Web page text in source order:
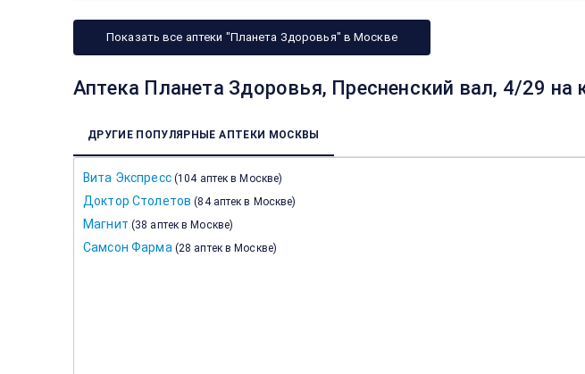
Показать все аптеки "Планета Здоровья" в Москве
Аптека Планета Здоровья, Пресненский вал, 4/29
ДРУГИЕ ПОПУЛЯРНЫЕ АПТЕКИ МОСКВЫ
Вита Экспресс (104 аптек в Москве)
Доктор Столетов (84 аптек в Москве)
Магнит (38 аптек в Москве)
Самсон Фарма (28 аптек в Москве)